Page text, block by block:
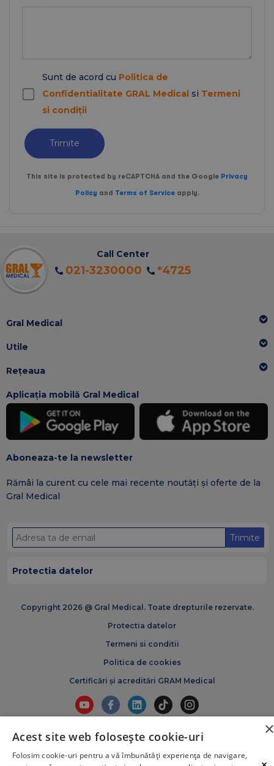
Sunt de acord cu Politica de
Confidentialitate GRAL Medical si Termeni
si condiții
Trimite
This site is protected by reCAPTCHA and the Google Privacy
Policy and Terms of Serviceapply.
Call Center
021-3230000 *4725
Gral Medical
Utile
Rețeaua
Aplicația mobilă Gral Medical
Aboneaza-te la newsletter
Rămâi la curent cu cele mai recente noutăți și oferte de la
Gral Medical
Trimite
Protectia datelor
Copyright 2026 @ Gral Medical. Toate drepturile rezervate.
Protectia datelor
Termeni si conditii
Politica de cookies
Certificări și acreditări GRAM Medical
×
Acest site web folosește cookie-uri
Folosim cookie-uri pentru a vă îmbunătăți experiența de navigare,